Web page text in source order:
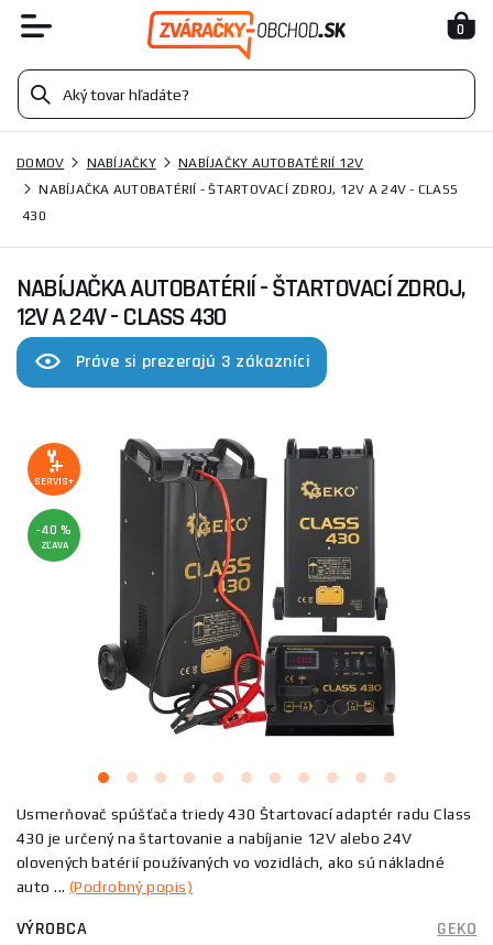
0
DOMOV NABÍJAČKY
NABÍJAČKY AUTOBATÉRIÍ 12V
NABÍJAČKA AUTOBATÉRIÍ - ŠTARTOVACÍ ZDROJ, 12V A 24V - CLASS
430
NABÍJAČKA AUTOBATÉRIÍ - ŠTARTOVACÍ ZDROJ,
12V A 24V - CLASS 430
Práve si prezerajú 3 zákazníci
SERVIS+
-40 %
ZĽAVA
Usmerňovač spúšťača triedy 430 Štartovací adaptér radu Class
430 je určený na štartovanie a nabíjanie 12V alebo 24V
olovených batérií používaných vo vozidlách, ako sú nákladné
auto ... (Podrobný popis)
VÝROBCA
GEKO